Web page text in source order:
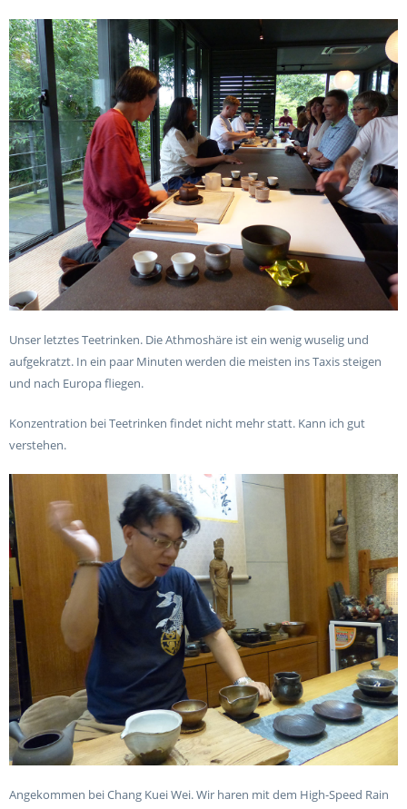
Unser letztes Teetrinken. Die Athmoshäre ist ein wenig wuselig und
aufgekratzt. In ein paar Minuten werden die meisten ins Taxis steigen
und nach Europa fliegen.
Konzentration bei Teetrinken findet nicht mehr statt. Kann ich gut
verstehen.
Angekommen bei Chang Kuei Wei. Wir haren mit dem High-Speed Rain